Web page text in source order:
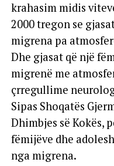
krahasim midis
2000 tregon se
migrena pa
Dhe gjasat që një
migrenë me
çrregullime
Sipas Shoqatës
Dhimbjes së Kokës,
fëmijëve dhe
nga migrena.